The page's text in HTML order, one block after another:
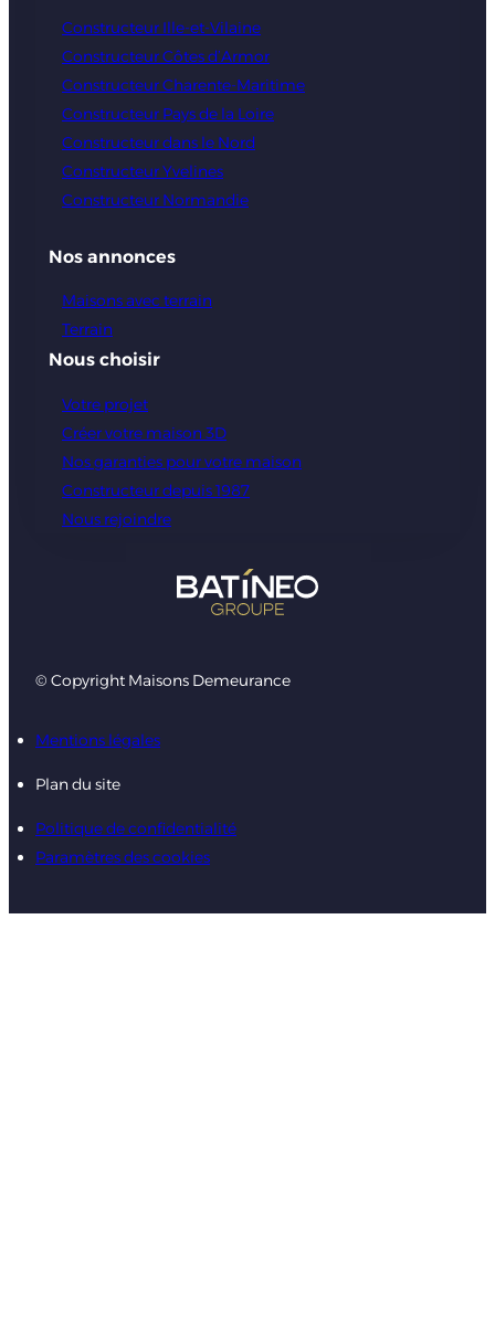
Constructeur Ille-et-Vilaine
Constructeur Côtes d’Armor
Constructeur Charente-Maritime
Constructeur Pays de la Loire
Constructeur dans le Nord
Constructeur Yvelines
Constructeur Normandie
Nos annonces
Maisons avec terrain
Terrain
Nous choisir
Votre projet
Créer votre maison 3D
Nos garanties pour votre maison
Constructeur depuis 1987
Nous rejoindre
© Copyright Maisons Demeurance
Mentions légales
Plan du site
Politique de confidentialité
Paramètres des cookies